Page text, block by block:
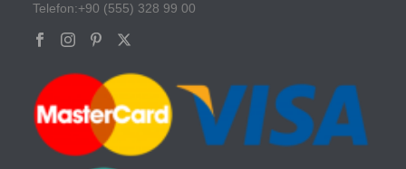
Telefon:+90 (555) 328 99 00